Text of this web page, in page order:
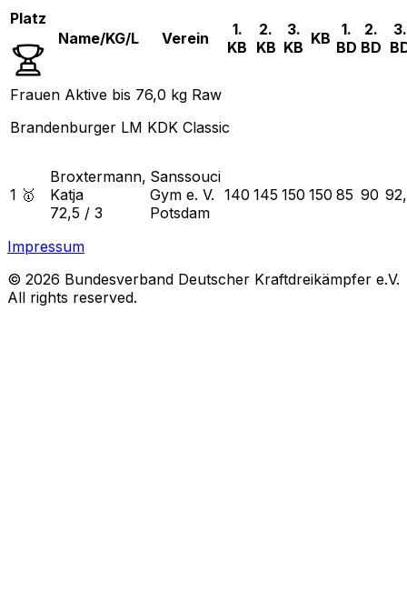
Platz
Name/KG/L
Verein
1.
KB
2.
KB
3.
KB KB
1.
BD
2.
BD
3.
Frauen Aktive bis 76,0 kg Raw
Brandenburger LM KDK Classic
1 🥇
Broxtermann,
Katja
72,5 / 3
Sanssouci
Gym e. V.
Potsdam
140 145 150 150 85 90
Impressum
© 2026 Bundesverband Deutscher Kraftdreikämpfer e.V.
All rights reserved.